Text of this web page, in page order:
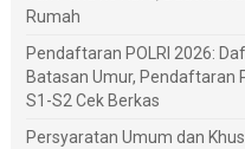
Rumah
Pendaftaran POLRI 2026:
Batasan Umur, Pendaftaran
S1-S2 Cek Berkas
Persyaratan Umum dan